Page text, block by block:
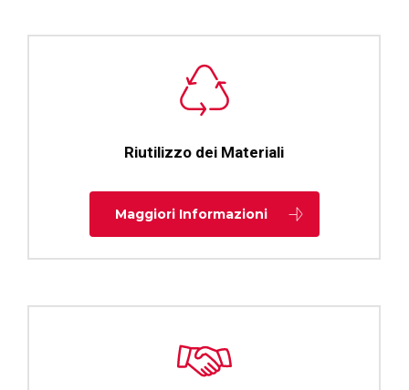
Riutilizzo dei Materiali
Maggiori Informazioni